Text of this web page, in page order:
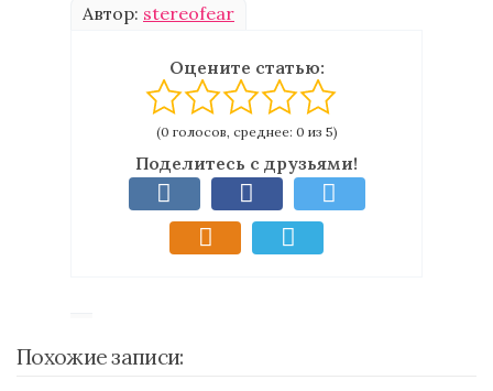
Автор: stereofear
Оцените статью:
(0 голосов, среднее: 0 из 5)
Поделитесь с друзьями!
Похожие записи: